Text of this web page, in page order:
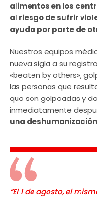
alimentos en los
al riesgo de sufrir
ayuda por parte de
Nuestros equipos
nueva sigla a su
«beaten by others»,
las personas que
que son golpeadas y
inmediatamente
una
“El 1 de agosto, el